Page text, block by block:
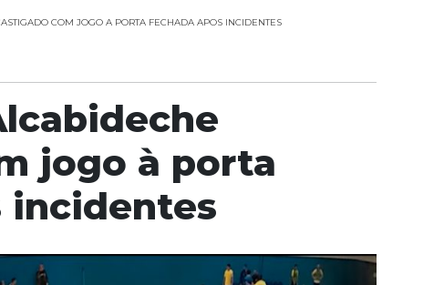
COM JOGO A PORTA FECHADA APOS INCIDENTES
jogo à porta
incidentes